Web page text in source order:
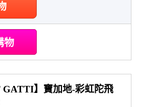
物
GATTI】寶加地-彩虹陀飛